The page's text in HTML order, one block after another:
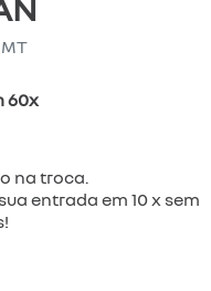
60x
na troca.
entrada em 10 x sem